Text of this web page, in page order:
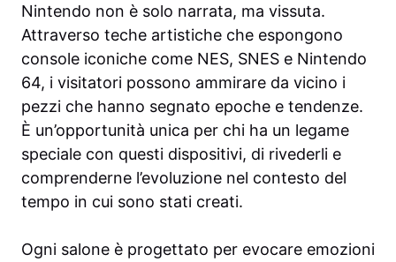
Nintendo non è solo narrata, ma vissuta.
Attraverso teche artistiche che espongono
console iconiche come NES, SNES e Nintendo
64, i visitatori possono ammirare da vicino i
pezzi che hanno segnato epoche e tendenze.
È un’opportunità unica per chi ha un legame
speciale con questi dispositivi, di rivederli e
comprenderne l’evoluzione nel contesto del
tempo in cui sono stati creati.
Ogni salone è progettato per evocare emozioni